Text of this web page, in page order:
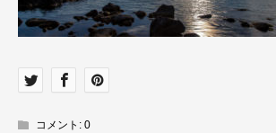
コメント: 0